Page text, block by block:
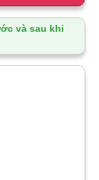
và sau khi